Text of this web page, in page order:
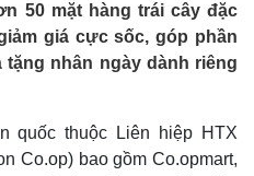
Xã hội
Tin 24h
Dự báo thời tiết
Việc làm
Biển đảo
50 mặt hàng trái cây đặc
giá cực sốc, góp phần
nhân ngày dành riêng
quốc thuộc Liên hiệp HTX
Co.op) bao gồm Co.opmart,